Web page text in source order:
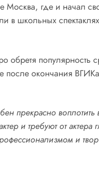
где и начал
в школьных
обретя популярность
окончания ВГИКа
прекрасно
и требуют от актера
и